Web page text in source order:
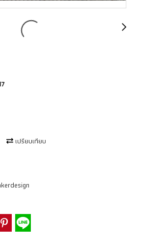
เปรียบเทียบ